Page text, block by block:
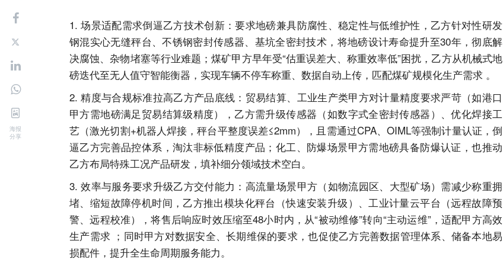
海报
分享
1. 场景适配需求倒逼乙方技术创新：要求地磅兼具防腐性、稳定性与低维护性，乙方针对性研发
钢混实心无缝秤台、不锈钢密封传感器、基坑全密封技术，将地磅设计寿命提升至30年，彻底解
决腐蚀、杂物堵塞等行业难题；煤矿甲方早年受“估重误差大、称重效率低”困扰，乙方从机械式地
磅迭代至无人值守智能衡器，实现车辆不停车称重、数据自动上传，匹配煤矿规模化生产需求 。
2. 精度与合规标准拉高乙方产品底线：贸易结算、工业生产类甲方对计量精度要求严苛（如港口
甲方需地磅满足贸易结算级精度），乙方需升级传感器（如数字式全密封传感器）、优化焊接工
艺（激光切割+机器人焊接，秤台平整度误差≤2mm），且需通过CPA、OIML等强制计量认证，倒
逼乙方完善品控体系，淘汰非标低精度产品；化工、防爆场景甲方需地磅具备防爆认证，也推动
乙方布局特殊工况产品研发，填补细分领域技术空白。
3. 效率与服务要求升级乙方交付能力：高流量场景甲方（如物流园区、大型矿场）需减少称重拥
堵、缩短故障停机时间，乙方推出模块化秤台（快速安装升级）、工业计量云平台（远程故障预
警、远程校准），将售后响应时效压缩至48小时内，从“被动维修”转向“主动运维”，适配甲方高效
生产需求 ；同时甲方对数据安全、长期维保的要求，也促使乙方完善数据管理体系、储备本地易
损配件，提升全生命周期服务能力。